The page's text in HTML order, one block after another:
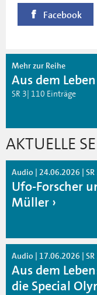
Facebook
Mehr zur Reihe
Aus dem Leben
SR 3| 110 Einträge
AKTUELLE
Audio | 24.06.2026 | SR
Ufo-Forscher
Müller
Audio | 17.06.2026 | SR
Aus dem
die Special